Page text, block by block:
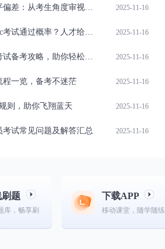
差：从考生角度审视问题 2025-11-16
通过概率？人才给你支招！ 2025-11-16
备考攻略，助你轻松拿证 2025-11-16
程一览，备考不迷茫 2025-11-16
则，助你飞翔蓝天 2025-11-16
考试常见问题及解答汇总 2025-11-16
题
库，畅享刷
下载APP
移动课堂，随学随练